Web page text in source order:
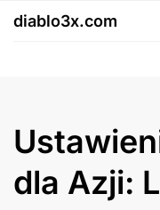
diablo3x.com
dla Azji: